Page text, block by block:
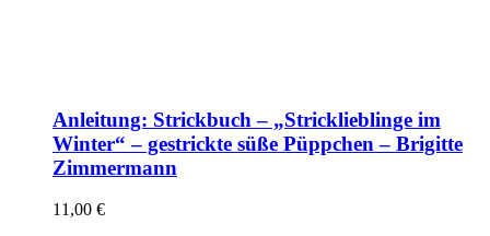
Anleitung: Strickbuch – „Stricklieblinge im
Winter“ – gestrickte süße Püppchen – Brigitte
Zimmermann
11,00 €